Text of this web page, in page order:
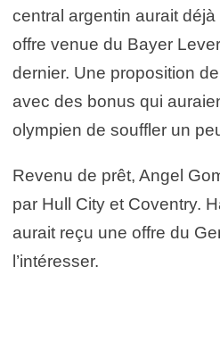
central argentin aurait
offre venue du Bayer
dernier. Une proposition
avec des bonus qui
olympien de souffler un
Revenu de prêt, Angel
par Hull City et Coventry.
aurait reçu une offre du
l’intéresser.